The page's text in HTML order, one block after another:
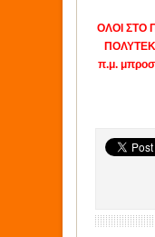
ΟΛΟΙ ΣΤΟ
π.μ.